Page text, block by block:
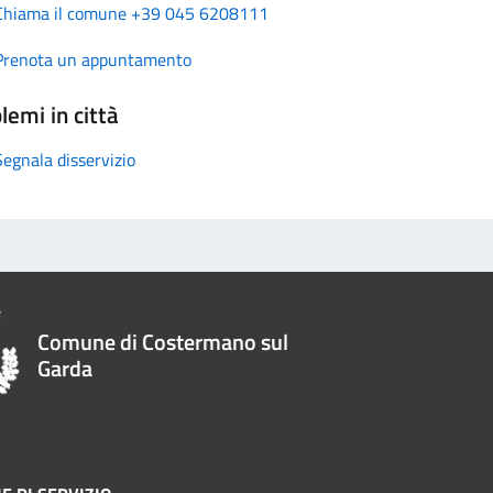
il comune +39 045 6208111
un appuntamento
in città
disservizio
Comune di Costermano sul
Garda